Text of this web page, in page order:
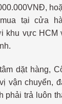
tại cửa
khu vực HCM
dặt hàng,
vận chuyển,
phải trả luôn